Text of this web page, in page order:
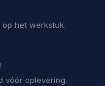
het werkstuk.
vóór oplevering.